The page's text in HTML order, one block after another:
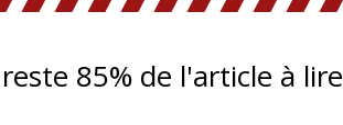
85% de l'article à lire